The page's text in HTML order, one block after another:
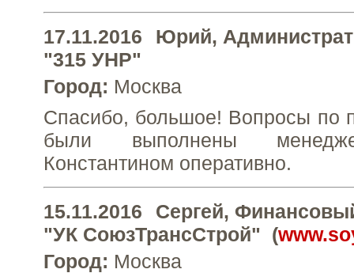
17.11.2016 Юрий,
"315 УНР"
Город: Москва
Спасибо, большое! Вопросы по
были выполнены
Константином оперативно.
15.11.2016 Сергей,
"УК СоюзТрансСтрой" (
Город: Москва